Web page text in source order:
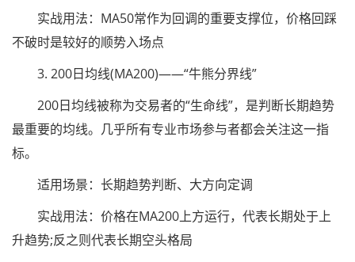
实战用法：MA50常作为回调的重要支撑位，价格回踩
不破时是较好的顺势入场点
3. 200日均线(MA200)——“牛熊分界线”
200日均线被称为交易者的“生命线”，是判断长期趋势
最重要的均线。几乎所有专业市场参与者都会关注这一指
标。
适用场景：长期趋势判断、大方向定调
实战用法：价格在MA200上方运行，代表长期处于上
升趋势;反之则代表长期空头格局